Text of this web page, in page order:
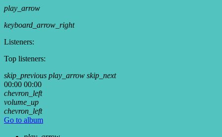
play_arrow
keyboard_arrow_right
Listeners:
Top listeners:
skip_previous play_arrow skip_next
00:00 00:00
chevron_left
volume_up
chevron_left
Go to album